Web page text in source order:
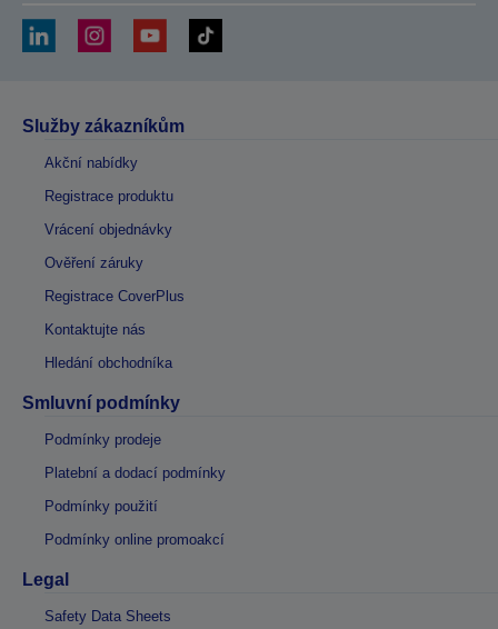
Služby zákazníkům
Akční nabídky
Registrace produktu
Vrácení objednávky
Ověření záruky
Registrace CoverPlus
Kontaktujte nás
Hledání obchodníka
Smluvní podmínky
Podmínky prodeje
Platební a dodací podmínky
Podmínky použití
Podmínky online promoakcí
Legal
Safety Data Sheets